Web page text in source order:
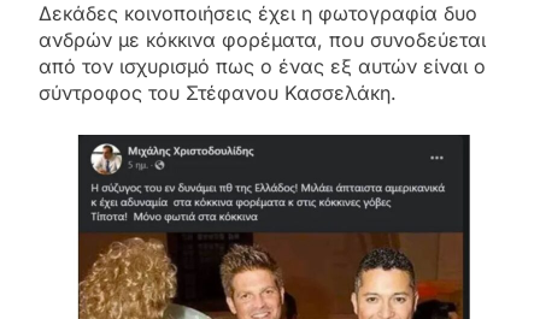
Δεκάδες κοινοποιήσεις έχει η φωτογραφία δυο
ανδρών με κόκκινα φορέματα, που συνοδεύεται
από τον ισχυρισμό πως ο ένας εξ αυτών είναι ο
σύντροφος του Στέφανου Κασσελάκη.